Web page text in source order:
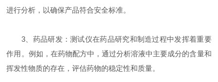
进行分析，以确保产品符合安全标准。
3、药品研发：测试仪在药品研究和制造过程中发挥着重要
作用。例如，在药物配方中，通过分析溶液中主要成分的含量和
挥发性物质的存在，评估药物的稳定性和质量。